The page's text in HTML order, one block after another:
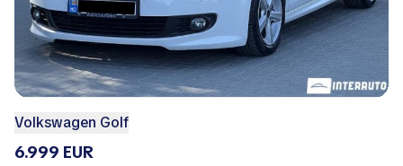
Volkswagen Golf
6.999 EUR